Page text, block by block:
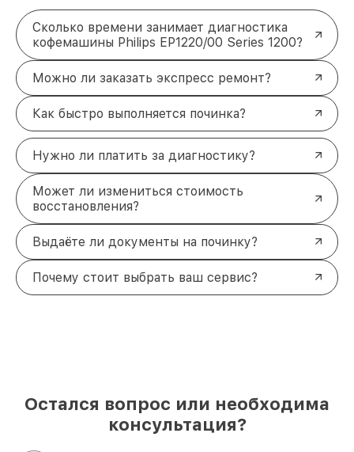
Сколько времени занимает диагностика
кофемашины Philips EP1220/00 Series 1200?
Можно ли заказать экспресс ремонт?
Как быстро выполняется починка?
Нужно ли платить за диагностику?
Может ли измениться стоимость
восстановления?
Выдаёте ли документы на починку?
Почему стоит выбрать ваш сервис?
Остался вопрос или необходима
консультация?